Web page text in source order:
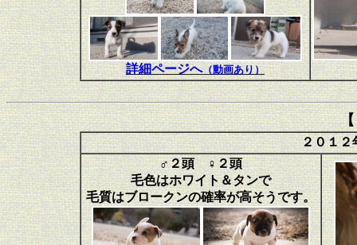
詳細ページへ（動画あり）
２０１２
♂２頭 ♀２頭
毛色はホワイト＆タンで
毛質はブロークンの確率が高そうです。